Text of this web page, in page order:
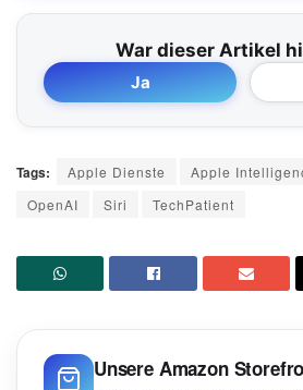
War dieser Artikel
Ja
Tags: Apple Dienste Apple
OpenAI
Siri TechPatient
Unsere Amazon